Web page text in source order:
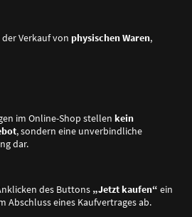
Verkauf von physischen Waren,
im Online-Shop stellen kein
, sondern eine unverbindliche
dar.
des Buttons „Jetzt kaufen“ ein
Abschluss eines Kaufvertrages ab.